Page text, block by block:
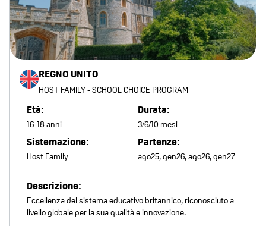
REGNO UNITO
HOST FAMILY - SCHOOL CHOICE PROGRAM
Età:
16-18 anni
Sistemazione:
Host Family
Durata:
3/6/10 mesi
Partenze:
ago25, gen26, ago26, gen27
Descrizione:
Eccellenza del sistema educativo britannico, riconosciuto a
livello globale per la sua qualità e innovazione.